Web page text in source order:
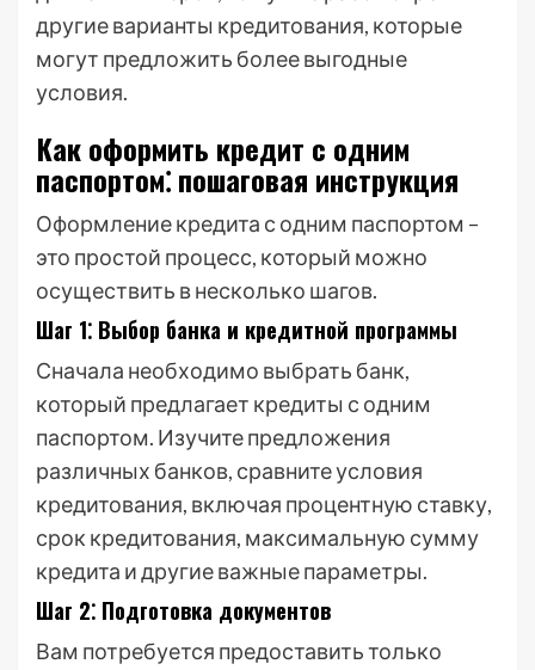
другие варианты кредитования, которые
могут предложить более выгодные
условия.
Как оформить кредит с одним
паспортом⁚ пошаговая инструкция
Оформление кредита с одним паспортом –
это простой процесс, который можно
осуществить в несколько шагов.
Шаг 1⁚ Выбор банка и кредитной программы
Сначала необходимо выбрать банк,
который предлагает кредиты с одним
паспортом. Изучите предложения
различных банков, сравните условия
кредитования, включая процентную ставку,
срок кредитования, максимальную сумму
кредита и другие важные параметры.
Шаг 2⁚ Подготовка документов
Вам потребуется предоставить только